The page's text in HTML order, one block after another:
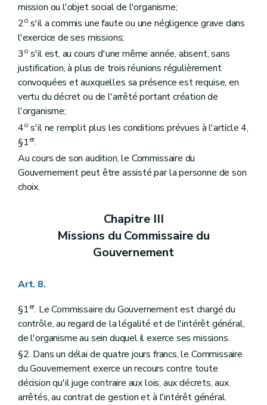
mission ou l'objet social de l'organisme;
2o s'il a commis une faute ou une négligence grave dans
l'exercice de ses missions;
3o s'il est, au cours d'une même année, absent, sans
justification, à plus de trois réunions régulièrement
convoquées et auxquelles sa présence est requise, en
vertu du décret ou de l'arrêté portant création de
l'organisme;
4o s'il ne remplit plus les conditions prévues à l'article 4,
§1er.
Au cours de son audition, le Commissaire du
Gouvernement peut être assisté par la personne de son
choix.
Chapitre III
Missions du Commissaire du
Gouvernement
Art. 8.
§1er. Le Commissaire du Gouvernement est chargé du
contrôle, au regard de la légalité et de l'intérêt général,
de l'organisme au sein duquel il exerce ses missions.
§2. Dans un délai de quatre jours francs, le Commissaire
du Gouvernement exerce un recours contre toute
décision qu'il juge contraire aux lois, aux décrets, aux
arrêtés, au contrat de gestion et à l'intérêt général.